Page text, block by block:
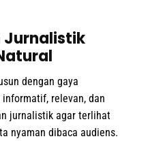
Jurnalistik
dengan gaya
relevan, dan
jurnalistik agar terlihat
nyaman dibaca audiens.